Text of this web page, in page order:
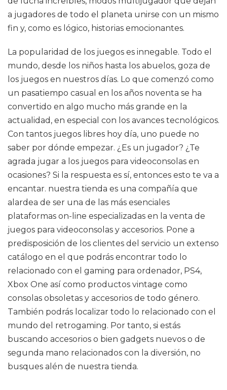
a jugadores de todo el planeta unirse con un mismo
fin y, como es lógico, historias emocionantes.
La popularidad de los juegos es innegable. Todo el
mundo, desde los niños hasta los abuelos, goza de
los juegos en nuestros días. Lo que comenzó como
un pasatiempo casual en los años noventa se ha
convertido en algo mucho más grande en la
actualidad, en especial con los avances tecnológicos.
Con tantos juegos libres hoy día, uno puede no
saber por dónde empezar. ¿Es un jugador? ¿Te
agrada jugar a los juegos para videoconsolas en
ocasiones? Si la respuesta es sí, entonces esto te va a
encantar. nuestra tienda es una compañía que
alardea de ser una de las más esenciales
plataformas on-line especializadas en la venta de
juegos para videoconsolas y accesorios. Pone a
predisposición de los clientes del servicio un extenso
catálogo en el que podrás encontrar todo lo
relacionado con el gaming para ordenador, PS4,
Xbox One así como productos vintage como
consolas obsoletas y accesorios de todo género.
También podrás localizar todo lo relacionado con el
mundo del retrogaming. Por tanto, si estás
buscando accesorios o bien gadgets nuevos o de
segunda mano relacionados con la diversión, no
busques alén de nuestra tienda.